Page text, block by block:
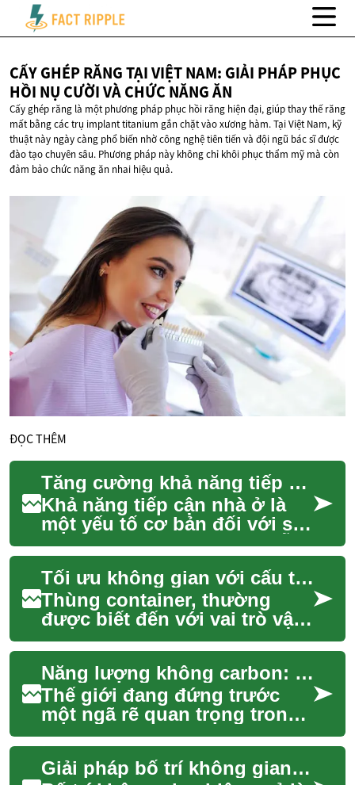
CẤY GHÉP RĂNG TẠI VIỆT NAM: GIẢI PHÁP PHỤC
HỒI NỤ CƯỜI VÀ CHỨC NĂNG ĂN
Cấy ghép răng là một phương pháp phục hồi răng hiện đại, giúp thay thế răng
mất bằng các trụ implant titanium gắn chặt vào xương hàm. Tại Việt Nam, kỹ
thuật này ngày càng phổ biến nhờ công nghệ tiên tiến và đội ngũ bác sĩ được
đào tạo chuyên sâu. Phương pháp này không chỉ khôi phục thẩm mỹ mà còn
đảm bảo chức năng ăn nhai hiệu quả.
ĐỌC THÊM
Tăng cường khả năng tiếp cận nhà ở
Khả năng tiếp cận nhà ở là
một yếu tố cơ bản đối với sự
ổn định và phúc lợi của mỗi
cá nhân và cộng đồng. Việc
có một...
Tối ưu không gian với cấu trúc thép mô-đun đa năng
Thùng container, thường
được biết đến với vai trò vận
chuyển hàng hóa trên toàn
cầu, đang ngày càng được
công nhận vì...
Năng lượng không carbon: Con đường phía trước
Thế giới đang đứng trước
một ngã rẽ quan trọng trong
hành trình tìm kiếm các giải
pháp năng lượng bền vững.
Với những...
Giải pháp bố trí không gian hiệu quả